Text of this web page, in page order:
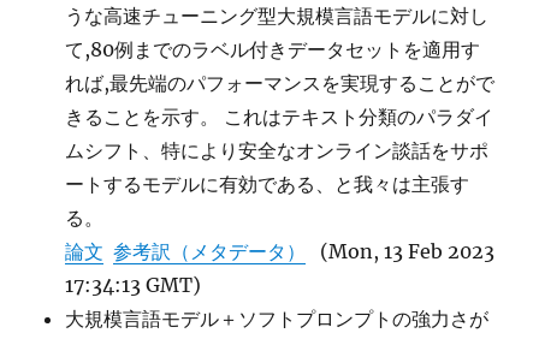
うな高速チューニング型大規模言語モデルに対し
て,80例までのラベル付きデータセットを適用す
れば,最先端のパフォーマンスを実現することがで
きることを示す。 これはテキスト分類のパラダイ
ムシフト、特により安全なオンライン談話をサポ
ートするモデルに有効である、と我々は主張す
る。
論文 参考訳（メタデータ）
(Mon, 13 Feb 2023
17:34:13 GMT)
大規模言語モデル＋ソフトプロンプトの強力さが